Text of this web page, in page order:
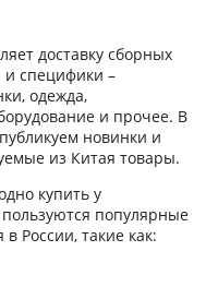
доставку сборных
и специфики –
одежда,
и прочее. В
новинки и
из Китая товары.
купить у
популярные
России, такие как: